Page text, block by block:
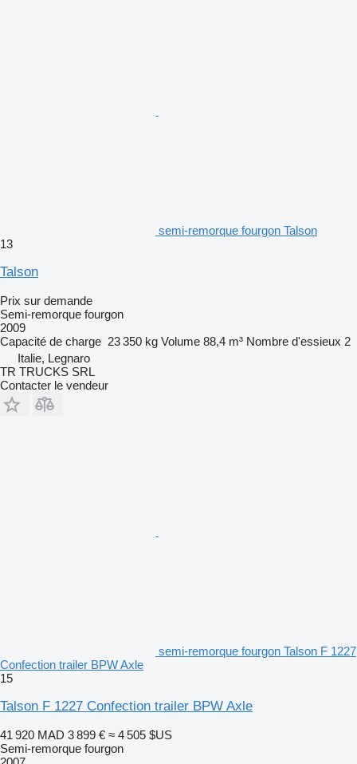
semi-remorque fourgon Talson
13
Talson
Prix sur demande
Semi-remorque fourgon
2009
Capacité de charge 23 350 kg Volume 88,4 m³ Nombre d'essieux 2
Italie, Legnaro
TR TRUCKS SRL
Contacter le vendeur
semi-remorque fourgon Talson F 1227
Confection trailer BPW Axle
15
Talson F 1227 Confection trailer BPW Axle
41 920 MAD 3 899 € ≈ 4 505 $US
Semi-remorque fourgon